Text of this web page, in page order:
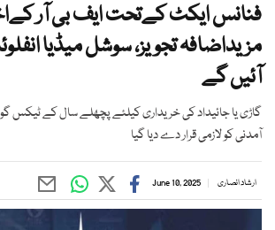
فنانس ایکٹ کےتحت ایف بی آر
مزیداضافہ تجویز، سوشل میڈیا
آئیں گے
آمدنی کو لازمی قرار دے دیا گیا
ارشاد انصاری June 10, 2025